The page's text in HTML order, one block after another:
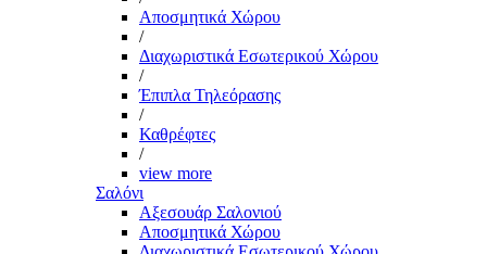
Αποσμητικά Χώρου
/
Διαχωριστικά Εσωτερικού Χώρου
/
Έπιπλα Τηλεόρασης
/
Καθρέφτες
/
view more
Σαλόνι
Αξεσουάρ Σαλονιού
Αποσμητικά Χώρου